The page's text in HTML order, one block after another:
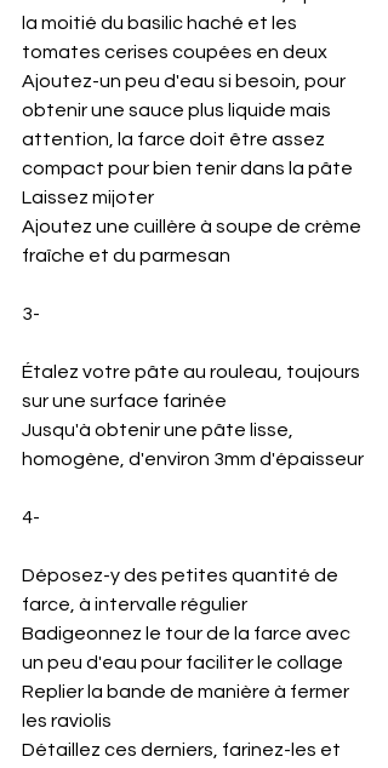
la moitié du basilic haché et les
tomates cerises coupées en deux
Ajoutez-un peu d'eau si besoin, pour
obtenir une sauce plus liquide mais
attention, la farce doit être assez
compact pour bien tenir dans la pâte
Laissez mijoter
Ajoutez une cuillère à soupe de crème
fraîche et du parmesan
3-
Étalez votre pâte au rouleau, toujours
sur une surface farinée
Jusqu'à obtenir une pâte lisse,
homogène, d'environ 3mm d'épaisseur
4-
Déposez-y des petites quantité de
farce, à intervalle régulier
Badigeonnez le tour de la farce avec
un peu d'eau pour faciliter le collage
Replier la bande de manière à fermer
les raviolis
Détaillez ces derniers, farinez-les et